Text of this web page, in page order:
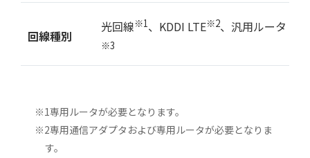
回線種別
光回線※1、KDDI LTE※2、汎用ルータ
※3
※1専用ルータが必要となります。
※2専用通信アダプタおよび専用ルータが必要となりま
す。